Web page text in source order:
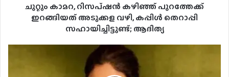
ചുറ്റും കാമറ, റിസപ്ഷൻ കഴിഞ്ഞ് പുറത്തേക്ക്
ഇറങ്ങിയത് അടുക്കള വഴി, കപ്പിൾ തെറാപ്പി
സഹായിച്ചിട്ടുണ്ട്; ആദിത്യ